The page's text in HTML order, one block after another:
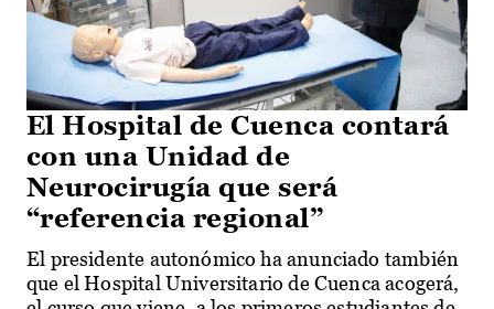
El Hospital de Cuenca contará
con una Unidad de
Neurocirugía que será
“referencia regional”
El presidente autonómico ha anunciado también
que el Hospital Universitario de Cuenca acogerá,